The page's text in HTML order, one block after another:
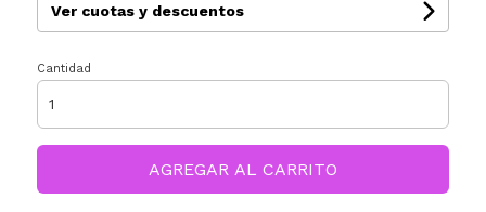
Ver cuotas y descuentos
Cantidad
AGREGAR AL CARRITO